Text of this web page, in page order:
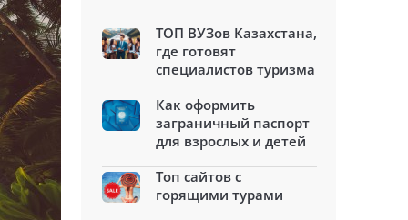
ТОП ВУЗов Казахстана,
где готовят
специалистов туризма
Как оформить
заграничный паспорт
для взрослых и детей
Топ сайтов с
горящими турами